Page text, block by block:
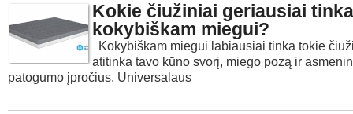
Kokie čiužiniai geriausiai tinka
kokybiškam miegui?
Kokybiškam miegui labiausiai tinka tokie
atitinka tavo kūno svorį, miego pozą ir
patogumo įpročius. Universalaus